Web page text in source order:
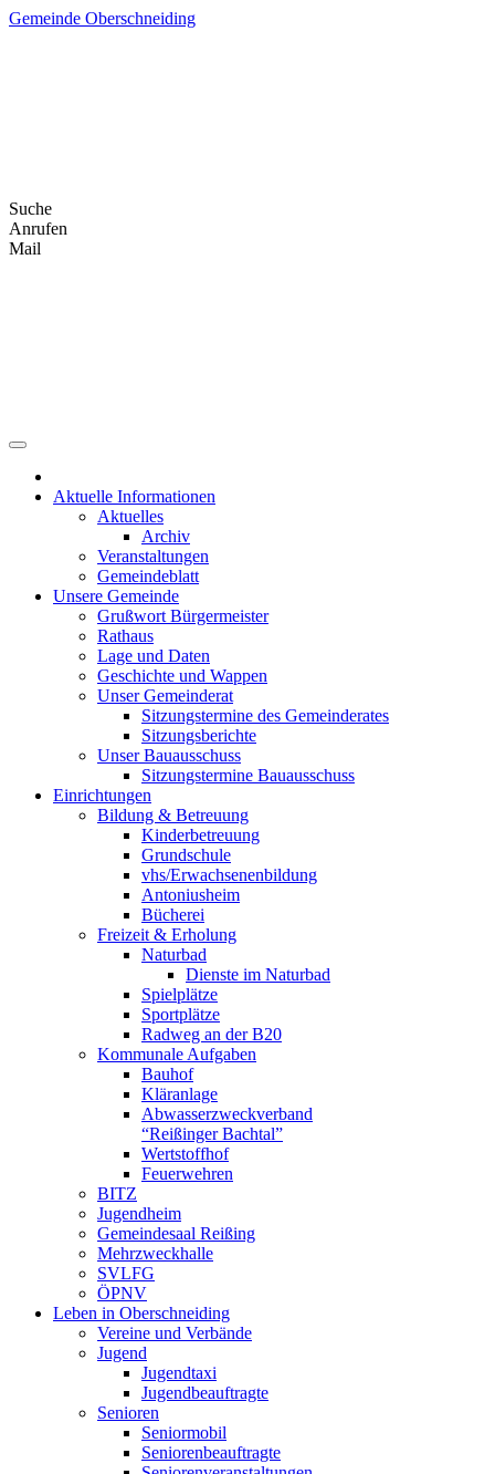
Skip
Gemeinde Oberschneiding
Suche
Anrufen
Mail
Aktuelle Informationen
Aktuelles
Archiv
Veranstaltungen
Gemeindeblatt
Unsere Gemeinde
Grußwort Bürgermeister
Rathaus
Lage und Daten
Geschichte und Wappen
Unser Gemeinderat
Sitzungstermine des Gemeinderates
Sitzungsberichte
Unser Bauausschuss
Sitzungstermine Bauausschuss
Einrichtungen
Bildung & Betreuung
Kinderbetreuung
Grundschule
vhs/Erwachsenenbildung
Antoniusheim
Bücherei
Freizeit & Erholung
Naturbad
Dienste im Naturbad
Spielplätze
Sportplätze
Radweg an der B20
Kommunale Aufgaben
Bauhof
Kläranlage
Abwasserzweckverband
“Reißinger Bachtal”
Wertstoffhof
Feuerwehren
BITZ
Jugendheim
Gemeindesaal Reißing
Mehrzweckhalle
SVLFG
ÖPNV
Leben in Oberschneiding
Vereine und Verbände
Jugend
Jugendtaxi
Jugendbeauftragte
Senioren
Seniormobil
Seniorenbeauftragte